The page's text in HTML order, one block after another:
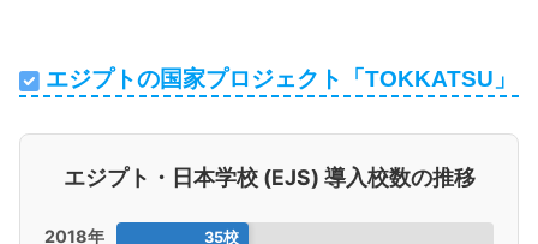
エジプトの国家プロジェクト「TOKKATSU」
エジプト・日本学校 (EJS) 導入校数の推移
2018年 35校